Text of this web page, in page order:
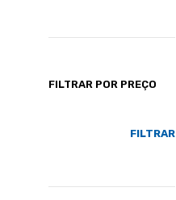
FILTRAR POR PREÇO
FILTRAR